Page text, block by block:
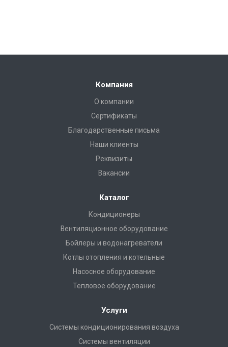
Компания
О компании
Сертификаты
Благодарственные письма
Наши клиенты
Реквизиты
Вакансии
Каталог
Кондиционеры
Вентиляционное оборудование
Бойлеры и водонагреватели
Котлы отопления и котельные
Насосное оборудование
Тепловое оборудование
Услуги
Системы кондиционирования воздуха
Системы вентиляции